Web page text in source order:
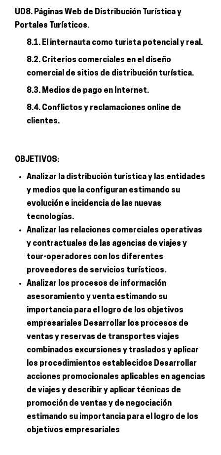
UD8. Páginas Web de Distribución Turística y
Portales Turísticos.
8.1. El internauta como turista potencial y real.
8.2. Criterios comerciales en el diseño
comercial de sitios de distribución turística.
8.3. Medios de pago en Internet.
8.4. Conflictos y reclamaciones online de
clientes.
OBJETIVOS:
Analizar la distribución turística y las entidades
y medios que la configuran estimando su
evolución e incidencia de las nuevas
tecnologías.
Analizar las relaciones comerciales operativas
y contractuales de las agencias de viajes y
tour-operadores con los diferentes
proveedores de servicios turísticos.
Analizar los procesos de información
asesoramiento y venta estimando su
importancia para el logro de los objetivos
empresariales Desarrollar los procesos de
ventas y reservas de transportes viajes
combinados excursiones y traslados y aplicar
los procedimientos establecidos Desarrollar
acciones promocionales aplicables en agencias
de viajes y describir y aplicar técnicas de
promoción de ventas y de negociación
estimando su importancia para el logro de los
objetivos empresariales